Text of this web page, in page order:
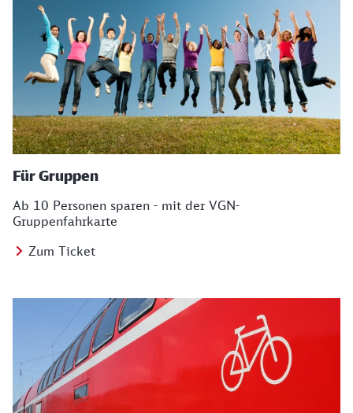
Für Gruppen
Ab 10 Personen sparen - mit der VGN-
Gruppenfahrkarte
Zum Ticket